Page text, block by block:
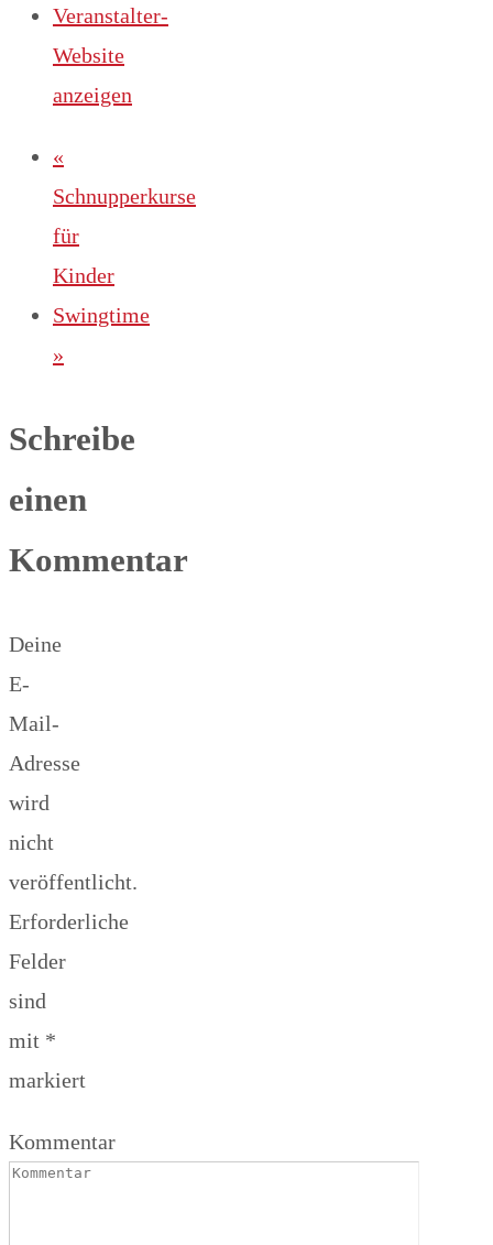
Veranstalter-
Website
anzeigen
«
Schnupperkurse
für
Kinder
Swingtime
»
Schreibe
einen
Kommentar
Deine
E-
Mail-
Adresse
wird
nicht
veröffentlicht.
Erforderliche
Felder
sind
mit *
markiert
Kommentar